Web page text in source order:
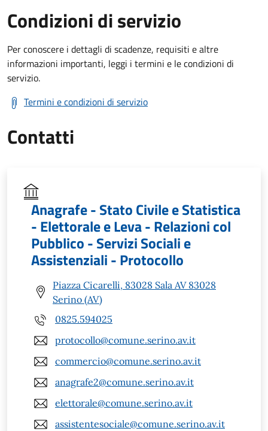
Condizioni di servizio
Per conoscere i dettagli di scadenze, requisiti e altre
informazioni importanti, leggi i termini e le condizioni di
servizio.
Termini e condizioni di servizio
Contatti
Anagrafe - Stato Civile e Statistica
- Elettorale e Leva - Relazioni col
Pubblico - Servizi Sociali e
Assistenziali - Protocollo
Piazza Cicarelli, 83028 Sala AV 83028
Serino (AV)
0825.594025
protocollo@comune.serino.av.it
commercio@comune.serino.av.it
anagrafe2@comune.serino.av.it
elettorale@comune.serino.av.it
assistentesociale@comune.serino.av.it